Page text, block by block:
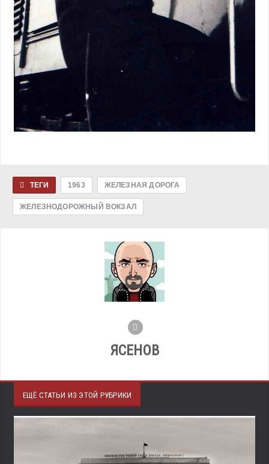
ТЕГИ 1963 ЖЕЛЕЗНАЯ ДОРОГА
ЖЕЛЕЗНОДОРОЖНЫЙ ВОКЗАЛ
ЯСЕНОВ
ЕЩЁ СТАТЬИ ИЗ ЭТОЙ РУБРИКИ